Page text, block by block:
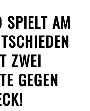
SPIELT AM
ZWEI
GEGEN